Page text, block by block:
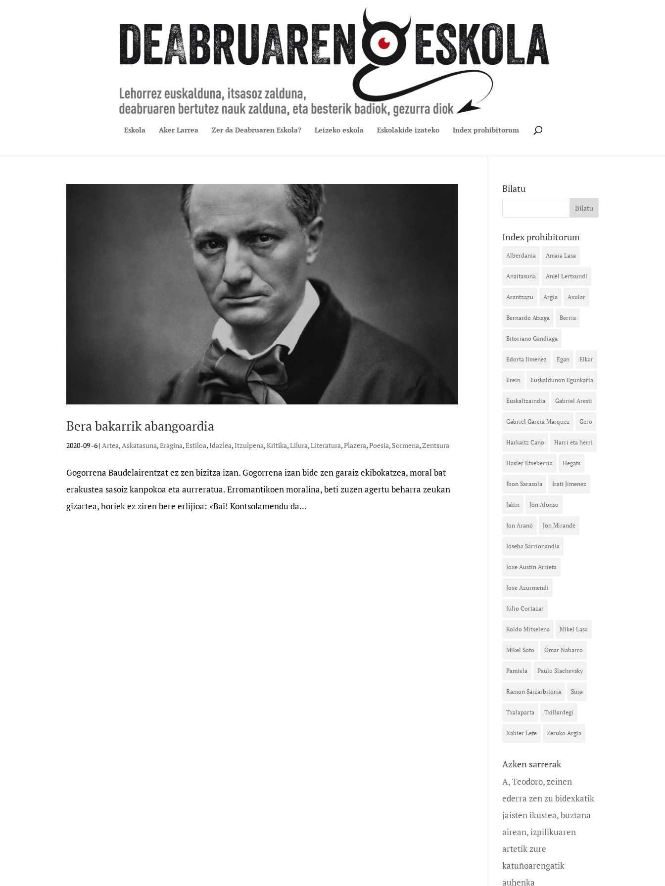
Eskola Aker Larrea Zer da Deabruaren Eskola? Leizeko eskola Eskolakide izateko Index prohibitorum
Bera bakarrik abangoardia
2020-09 -6 | Artea, Askatasuna,Eragina,Estiloa,Idazlea,Itzulpena,Kritika,Lilura,Literatura,Plazera,Poesia, Sormena,Zentsura
Gogorrena Baudelairentzat ez zen bizitza izan. Gogorrena izan bide zen garaiz ekibokatzea, moral bat
erakustea sasoiz kanpokoa eta aurreratua. Erromantikoen moralina, beti zuzen agertu beharra zeukan
gizartea, horiek ez ziren bere erlijioa: «Bai! Kontsolamendu da...
Bilatu
Index prohibitorum
Alberdania Amaia Lasa
Anaitasuna Anjel Lertxundi
Arantzazu Argia Axular
Bernardo Atxaga Berria
Bitoriano Gandiaga
Edorta Jimenez Egan Elkar
Erein Euskaldunon Egunkaria
Euskaltzaindia Gabriel Aresti
Gabriel Garcia Marquez Gero
Harkaitz Cano Harri eta herri
Hasier Etxeberria Hegats
Ibon Sarasola Irati Jimenez
Jakin Jon Alonso
Jon Arano Jon Mirande
Joseba Sarrionandia
Joxe Austin Arrieta
Joxe Azurmendi
Julio Cortazar
Koldo Mitxelena Mikel Lasa
Mikel Soto Omar Nabarro
Pamiela Paulo Slachevsky
Ramon Saizarbitoria Susa
Txalaparta Txillardegi
Xabier Lete Zeruko Argia
Azken sarrerak
A, Teodoro, zeinen
ederra zen zu bidexkatik
jaisten ikustea, buztana
airean, izpilikuaren
artetik zure
katuñoarengatik
auhenka